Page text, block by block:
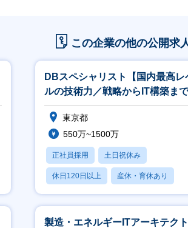
この企業の他の公開求
DBスペシャリスト【国内最高レ
ルの技術力／戦略からIT構築ま
気通貫／平均年収822万円】
東京都
550万~1500万
正社員採用 土日祝休み
休日120日以上 産休・育休あり
賞与あり
製造・エネルギーITアーキテクト